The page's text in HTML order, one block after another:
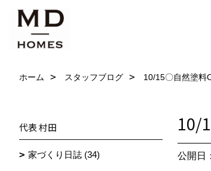
ホーム スタッフブログ 10/15〇自然塗料
10/
公開日
代表 村田
家づくり日誌 (34)